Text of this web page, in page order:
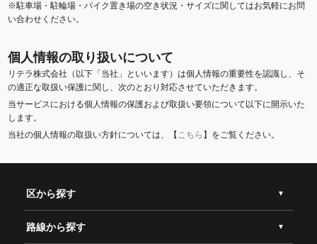
※駐車場・駐輪場・バイク置き場の空き状況・サイズに関してはお気軽にお問
い合わせください。
個人情報の取り扱いについて
リテラ株式会社（以下「当社」といいます）は個人情報の重要性を認識し、そ
の適正な取扱い保護に関し、次のとおり対応させていただきます。
当サービスにおける個人情報の保護および取扱い要領について以下に開示いた
します。
当社の個人情報の取扱い方針については、【こちら 】をご覧ください。
区から探す
路線から探す